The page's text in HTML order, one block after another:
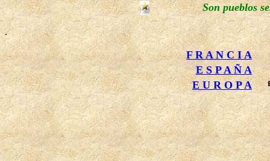
Son pueblos
.
F R A N C I A
E S P A Ñ A
E U R O P A